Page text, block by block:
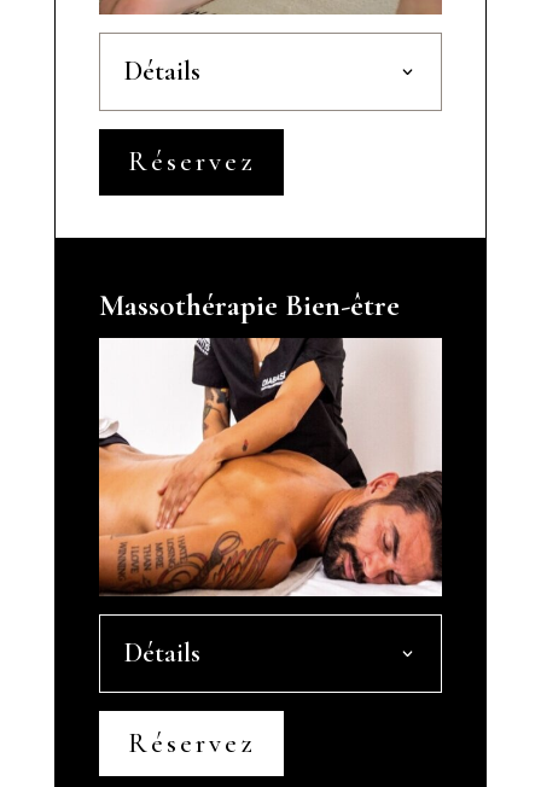
Détails
Réservez
Massothérapie Bien-être
Détails
Réservez